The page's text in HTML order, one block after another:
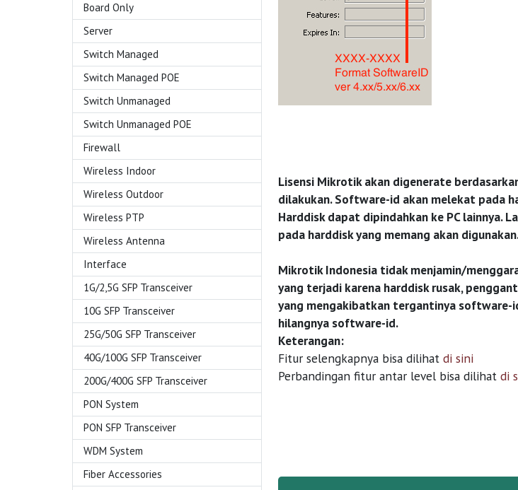
Board Only
Server
Switch Managed
Switch Managed POE
Switch Unmanaged
Switch Unmanaged POE
Firewall
Wireless Indoor
Wireless Outdoor
Wireless PTP
Wireless Antenna
Interface
1G/2,5G SFP Transceiver
10G SFP Transceiver
25G/50G SFP Transceiver
40G/100G SFP Transceiver
200G/400G SFP Transceiver
PON System
PON SFP Transceiver
WDM System
Fiber Accessories
Lisensi Mikrotik akan digenerate
dilakukan. Software-id akan melekat pada
Harddisk dapat dipindahkan ke PC lainnya.
pada harddisk yang memang akan
Mikrotik Indonesia tidak menjamin/
yang terjadi karena harddisk rusak,
yang mengakibatkan tergantinya software-
hilangnya software-id.
Keterangan:
Fitur selengkapnya bisa dilihat di sini
Perbandingan fitur antar level bisa dilihat di